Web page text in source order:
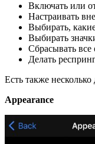
Включать или
Настраивать
Выбирать,
Выбирать
Сбрасывать
Делать
Есть также
Appearance